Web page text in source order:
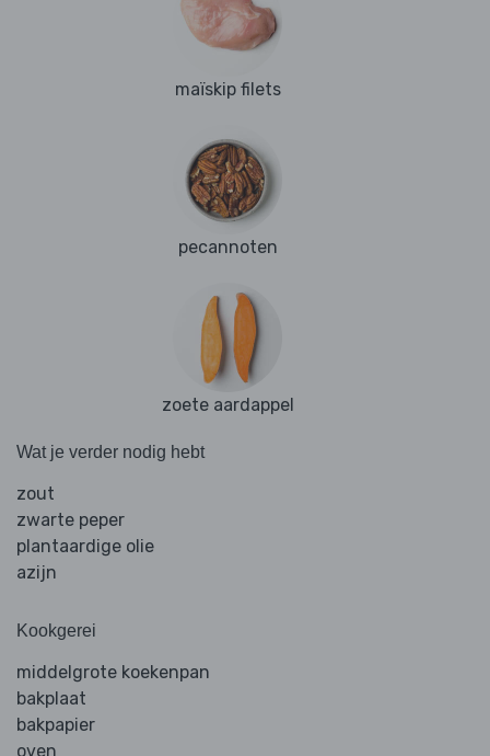
maïskip filets
pecannoten
zoete aardappel
Wat je verder nodig hebt
zout
zwarte peper
plantaardige olie
azijn
Kookgerei
middelgrote koekenpan
bakplaat
bakpapier
oven